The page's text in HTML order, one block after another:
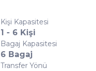
Kişi Kapasitesi
1 - 6 Kişi
Bagaj Kapasitesi
6 Bagaj
Transfer Yönü